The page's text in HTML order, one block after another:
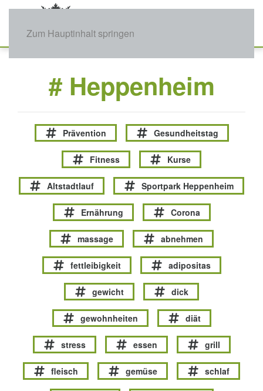
Zum Hauptinhalt springen
# Heppenheim
Prävention Gesundheitstag
Fitness Kurse
Altstadtlauf Sportpark Heppenheim
Ernährung Corona
massage abnehmen
fettleibigkeit adipositas
gewicht dick
gewohnheiten diät
stress essen grill
fleisch gemüse schlaf